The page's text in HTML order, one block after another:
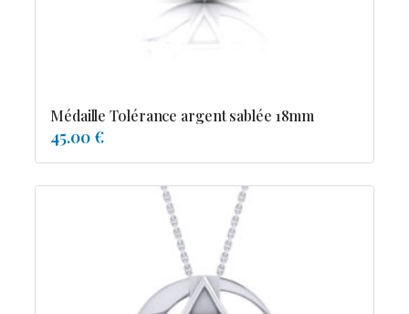
Médaille Tolérance argent sablée 18mm
45.00 €